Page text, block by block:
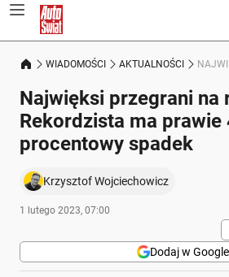
WIADOMOŚCI AKTUALNOŚCI
Najwięksi przegrani na
Rekordzista ma prawie
procentowy spadek
Krzysztof Wojciechowicz
1 lutego 2023, 07:00
Dodaj w Google